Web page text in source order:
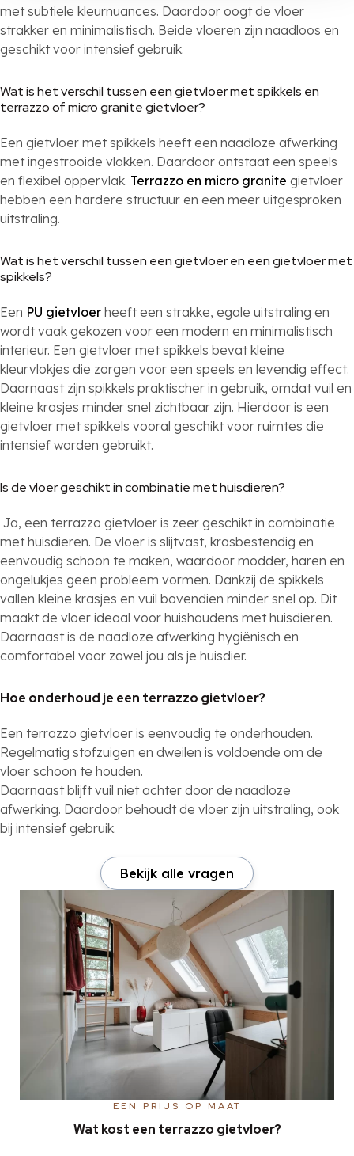
met subtiele kleurnuances. Daardoor oogt de vloer
strakker en minimalistisch. Beide vloeren zijn naadloos en
geschikt voor intensief gebruik.
Wat is het verschil tussen een gietvloer met spikkels en
terrazzo of micro granite gietvloer?
Een gietvloer met spikkels heeft een naadloze afwerking
met ingestrooide vlokken. Daardoor ontstaat een speels
en flexibel oppervlak. Terrazzo en micro granite gietvloer
hebben een hardere structuur en een meer uitgesproken
uitstraling.
Wat is het verschil tussen een gietvloer en een gietvloer met
spikkels?
Een PU gietvloer heeft een strakke, egale uitstraling en
wordt vaak gekozen voor een modern en minimalistisch
interieur. Een gietvloer met spikkels bevat kleine
kleurvlokjes die zorgen voor een speels en levendig effect.
Daarnaast zijn spikkels praktischer in gebruik, omdat vuil en
kleine krasjes minder snel zichtbaar zijn. Hierdoor is een
gietvloer met spikkels vooral geschikt voor ruimtes die
intensief worden gebruikt.
Is de vloer geschikt in combinatie met huisdieren?
Ja, een terrazzo gietvloer is zeer geschikt in combinatie
met huisdieren. De vloer is slijtvast, krasbestendig en
eenvoudig schoon te maken, waardoor modder, haren en
ongelukjes geen probleem vormen. Dankzij de spikkels
vallen kleine krasjes en vuil bovendien minder snel op. Dit
maakt de vloer ideaal voor huishoudens met huisdieren.
Daarnaast is de naadloze afwerking hygiënisch en
comfortabel voor zowel jou als je huisdier.
Hoe onderhoud je een terrazzo gietvloer?
Een terrazzo gietvloer is eenvoudig te onderhouden.
Regelmatig stofzuigen en dweilen is voldoende om de
vloer schoon te houden.
Daarnaast blijft vuil niet achter door de naadloze
afwerking. Daardoor behoudt de vloer zijn uitstraling, ook
bij intensief gebruik.
Bekijk alle vragen
EEN PRIJS OP MAAT
Wat kost een terrazzo gietvloer?